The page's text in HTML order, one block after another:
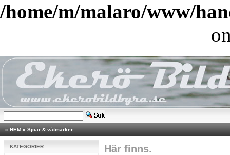
/home/m/malaro/www/
» HEM » Sjöar & våtmarker
KATEGORIER Här finns.